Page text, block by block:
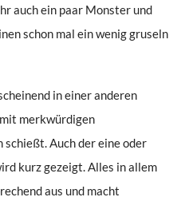
auch ein paar Monster und
schon mal ein wenig gruseln
in einer anderen
merkwürdigen
Auch der eine oder
kurz gezeigt. Alles in allem
aus und macht